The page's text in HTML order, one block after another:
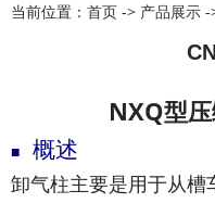
当前位置： 首页 -> 产品展示 -
NXQ型
■
概述
卸气柱主要是用于从槽